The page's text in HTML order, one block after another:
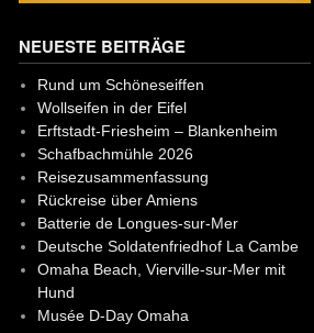
NEUESTE BEITRÄGE
Rund um Schöneseiffen
Wollseifen in der Eifel
Erftstadt-Friesheim – Blankenheim
Schafbachmühle 2026
Reisezusammenfassung
Rückreise über Amiens
Batterie de Longues-sur-Mer
Deutsche Soldatenfriedhof La Cambe
Omaha Beach, Vierville-sur-Mer mit
Hund
Musée D-Day Omaha